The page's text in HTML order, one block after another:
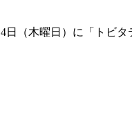
日（木曜日）に「トビ